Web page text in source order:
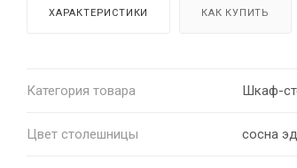
ХАРАКТЕРИСТИКИ КАК КУПИТЬ
Категория товара Шкаф-
Цвет столешницы сосна